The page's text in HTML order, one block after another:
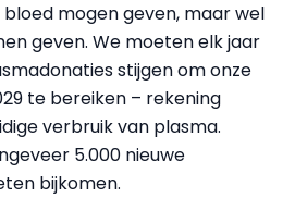
mogen geven, maar wel
geven. We moeten elk jaar
stijgen om onze
te bereiken – rekening
verbruik van plasma.
5.000 nieuwe
bijkomen.